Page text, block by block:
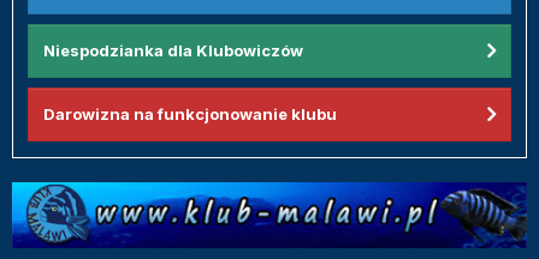
Niespodzianka dla Klubowiczów
Darowizna na funkcjonowanie klubu